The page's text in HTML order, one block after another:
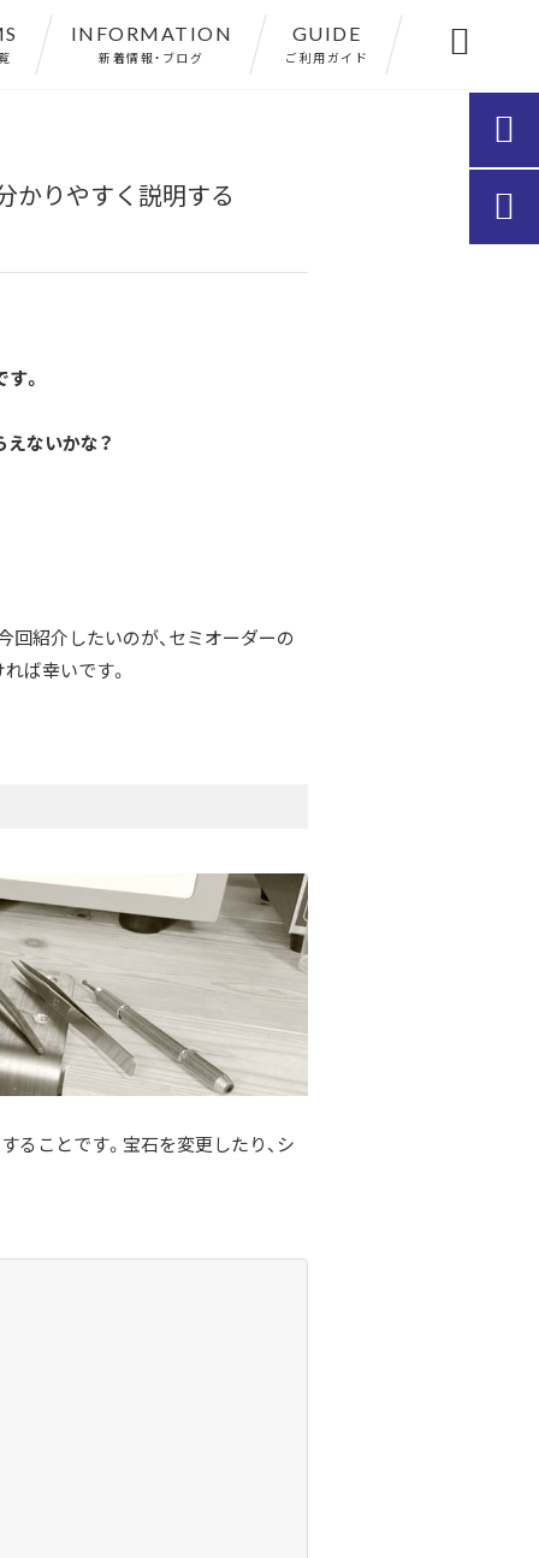
INFORMATION
新着情報・ブログ
GUIDE
ご利用ガイド 
かりやすく説明する
。
ないかな？
紹介したいのが、セミオーダーの
ば幸いです。
ことです。宝石を変更したり、シ

